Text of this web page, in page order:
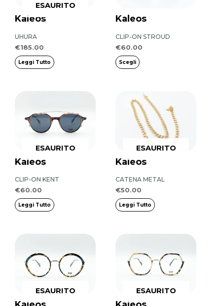
Kaleos
ESAURITO
UHURA
€185.00
Leggi Tutto
Kaleos
CLIP-ON STROUD
€60.00
Scegli
Le
opzioni
possono
essere
pagina
prodotto
Kaleos
ESAURITO
CLIP-ON KENT
€60.00
Leggi Tutto
Kaleos
ESAURITO
CATENA METAL
€50.00
Leggi Tutto
ESAURITO ESAURITO